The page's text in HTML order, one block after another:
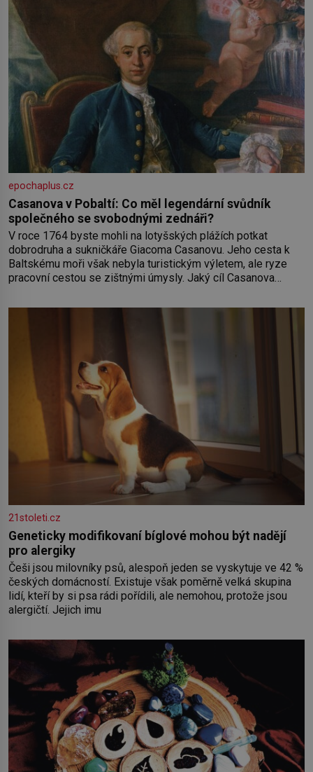
epochaplus.cz
Casanova v Pobaltí: Co měl legendární svůdník
společného se svobodnými zednáři?
V roce 1764 byste mohli na lotyšských plážích potkat
dobrodruha a sukničkáře Giacoma Casanovu. Jeho cesta k
Baltskému moři však nebyla turistickým výletem, ale ryze
pracovní cestou se zištnými úmysly. Jaký cíl Casanova
Rigy? Casanova v Pobaltí kontaktoval tamní zednářské lóže.
Nebyl v této oblasti žádným nováčkem, protože do
21stoleti.cz
Geneticky modifikovaní bíglové mohou být nadějí
pro alergiky
Češi jsou milovníky psů, alespoň jeden se vyskytuje ve 42 %
českých domácností. Existuje však poměrně velká skupina
lidí, kteří by si psa rádi pořídili, ale nemohou, protože jsou
alergičtí. Jejich imu